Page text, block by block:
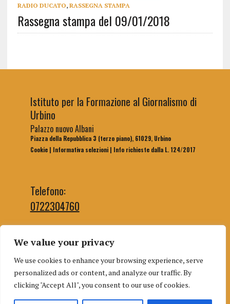
We value your privacy
We use cookies to enhance your browsing experience, serve
personalized ads or content, and analyze our traffic. By
clicking "Accept All", you consent to our use of cookies.
RADIO DUCATO, RASSEGNA STAMPA
Rassegna stampa del 09/01/2018
Istituto per la Formazione al Giornalismo di
Urbino
Palazzo nuovo Albani
Piazza della Repubblica 3 (terzo piano), 61029, Urbino
Cookie| Informativa selezioni| Info richieste dalla L. 124/2017
Telefono:
0722304760
Email segreteria:
segreteriaifg@uniurb.it
Email redazione:
redazioneifgurbino@gmail.com